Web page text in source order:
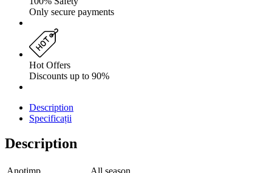
Only secure payments
Hot Offers
Discounts up to 90%
Description
Specificații
Description